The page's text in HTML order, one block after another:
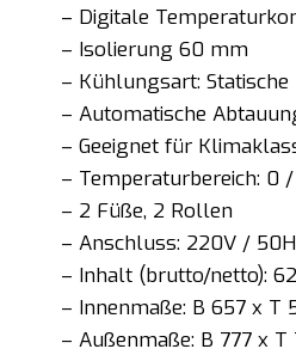
– Digitale
– Isolierung 60 mm
– Kühlungsart:
– Automatische
– Geeignet für
– Temperaturbereich: 0 /
– 2 Füße, 2 Rollen
– Anschluss: 220V /
– Inhalt (brutto/netto):
– Innenmaße: B 657 x T
– Außenmaße: B 777 x